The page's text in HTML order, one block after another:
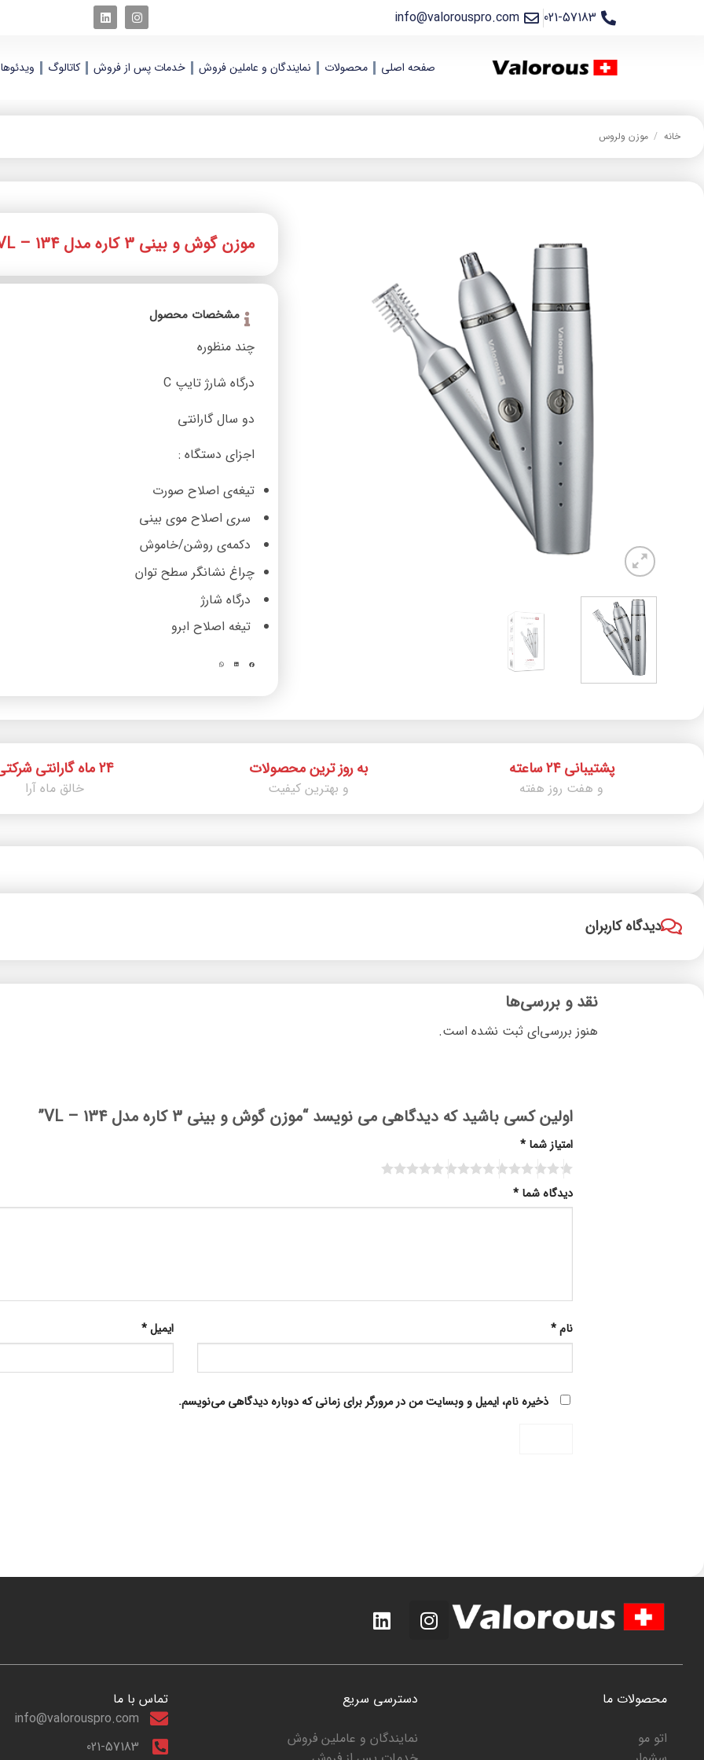
021-57183
info@valorouspro.com
صفحه اصلی محصولات نمایندگان و عاملین فروش خدمات پس از فروش کاتالوگ ویدئوها
خانه / موزن ولروس
موزن گوش و بینی 3 کاره مدل VL – 134
مشخصات محصول
چند منظوره
درگاه شارژ تایپ C
دو سال گارانتی
اجزای دستگاه :
تیغه‌ی اصلاح صورت
سری اصلاح موی بینی
دکمه‌ی روشن/خاموش
چراغ نشانگر سطح توان
درگاه شارژ
تیغه‌ اصلاح ابرو
پشتیبانی ۲۴ ساعته
و هفت روز هفته
به روز ترین محصولات
و بهترین کیفیت
24 ماه گارانتی شرکتی
خالق ماه آرا
دیدگاه کاربران
نقد و بررسی‌ها
هنوز بررسی‌ای ثبت نشده است.
اولین کسی باشید که دیدگاهی می نویسد “موزن گوش و بینی 3 کاره مدل VL – 134”
امتیاز شما *
دیدگاه شما *
نام* ایمیل*
ذخیره نام، ایمیل و وبسایت من در مرورگر برای زمانی که دوباره دیدگاهی می‌نویسم.
Alternative:
محصولات ما
اتو مو
دسترسی سریع
نمایندگان و عاملین فروش
تماس با ما
info@valorouspro.com
021-57183